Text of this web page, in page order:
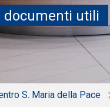
documenti utili
S. Maria della Pace